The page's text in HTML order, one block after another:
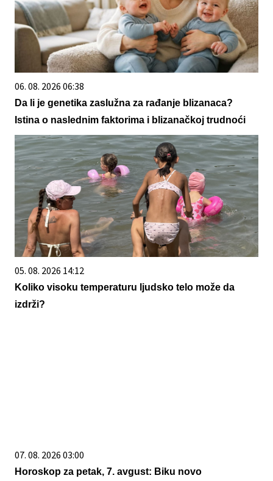
06. 08. 2026 06:38
Da li je genetika zaslužna za rađanje blizanaca?
Istina o naslednim faktorima i blizanačkoj trudnoći
05. 08. 2026 14:12
Koliko visoku temperaturu ljudsko telo može da
izdrži?
07. 08. 2026 03:00
Horoskop za petak, 7. avgust: Biku novo